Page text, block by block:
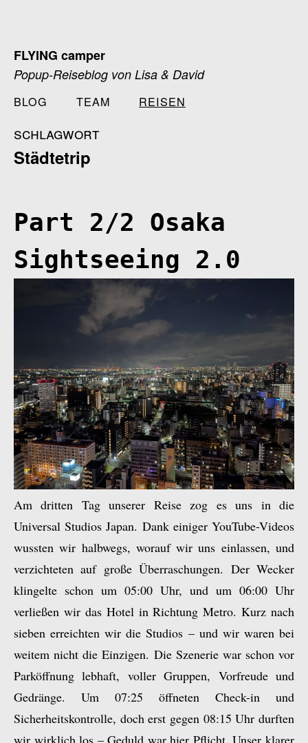
FLYING camper
Popup-Reiseblog von Lisa & David
BLOG TEAM REISEN
schlagwort
Städtetrip
Part 2/2 Osaka
Sightseeing 2.0
Am dritten Tag unserer Reise zog es uns in die
Universal Studios Japan. Dank einiger YouTube-Videos
wussten wir halbwegs, worauf wir uns einlassen, und
verzichteten auf große Überraschungen. Der Wecker
klingelte schon um 05:00 Uhr, und um 06:00 Uhr
verließen wir das Hotel in Richtung Metro. Kurz nach
sieben erreichten wir die Studios – und wir waren bei
weitem nicht die Einzigen. Die Szenerie war schon vor
Parköffnung lebhaft, voller Gruppen, Vorfreude und
Gedränge. Um 07:25 öffneten Check-in und
Sicherheitskontrolle, doch erst gegen 08:15 Uhr durften
wir wirklich los – Geduld war hier Pflicht. Unser klarer